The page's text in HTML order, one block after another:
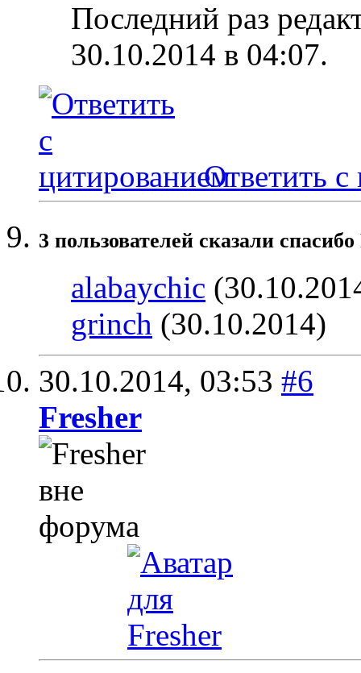
Последний раз
30.10.2014 в 04:07.
Ответить с
3 пользователей сказали
alabaychic
grinch (30.10.2014)
30.10.2014, 03:53 #6
Fresher